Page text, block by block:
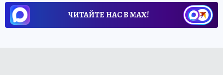
ЧИТАЙТЕ НАС В МАХ!